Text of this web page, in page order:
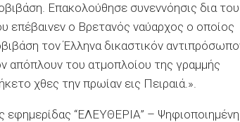
Επακολούθησε συνεννόησις δια του
επέβαινεν ο Βρετανός ναύαρχος ο οποίος
τον Έλληνα δικαστικόν
απόπλουν του ατμοπλοίου της γραμμής
χθες την πρωίαν εις Πειραιά.».
‘‘ΕΛΕΥΘΕΡΙΑ’’ – Ψηφιοποιημένη